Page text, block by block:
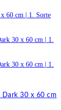
Dark 30 x 60 cm